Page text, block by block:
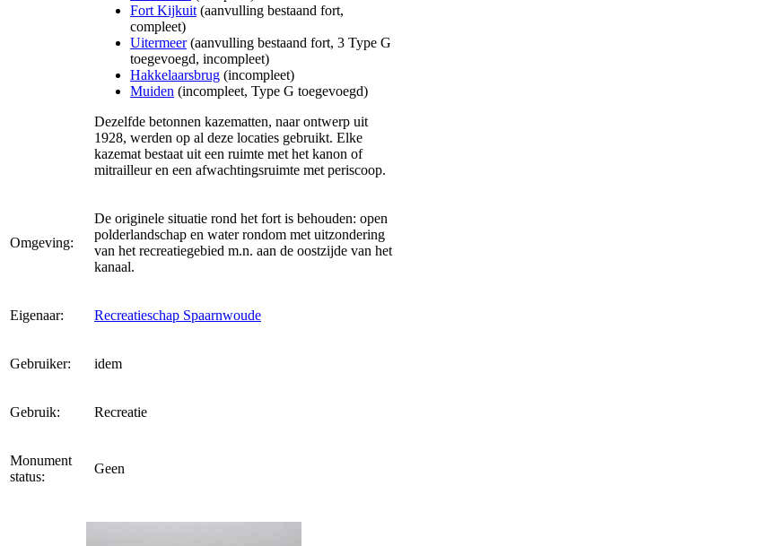
Fort Kijkuit (aanvulling bestaand fort,
compleet)
Uitermeer(aanvulling bestaand fort, 3 Type G
toegevoegd, incompleet)
Hakkelaarsbrug (incompleet)
Muiden (incompleet, Type G toegevoegd)
Dezelfde betonnen kazematten, naar ontwerp uit
1928, werden op al deze locaties gebruikt. Elke
kazemat bestaat uit een ruimte met het kanon of
mitrailleur en een afwachtingsruimte met periscoop.
Omgeving:
De originele situatie rond het fort is behouden: open
polderlandschap en water rondom met uitzondering
van het recreatiegebied m.n. aan de oostzijde van het
kanaal.
Eigenaar: Recreatieschap Spaarnwoude
Gebruiker: idem
Gebruik: Recreatie
Monument
status:
Geen